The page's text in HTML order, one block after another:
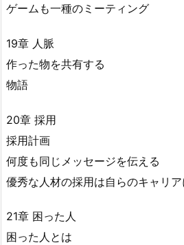
ゲームも一種のミーティング
19章 人脈
作った物を共有する
物語
20章 採用
採用計画
何度も同じメッセージを伝える
優秀な人材の採用は自らのキャリ
21章 困った人
困った人とは